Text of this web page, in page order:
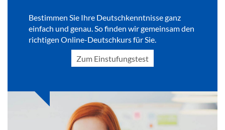
Bestimmen Sie Ihre Deutschkenntnisse ganz
einfach und genau. So finden wir gemeinsam den
richtigen Online-Deutschkurs für Sie.
Zum Einstufungstest